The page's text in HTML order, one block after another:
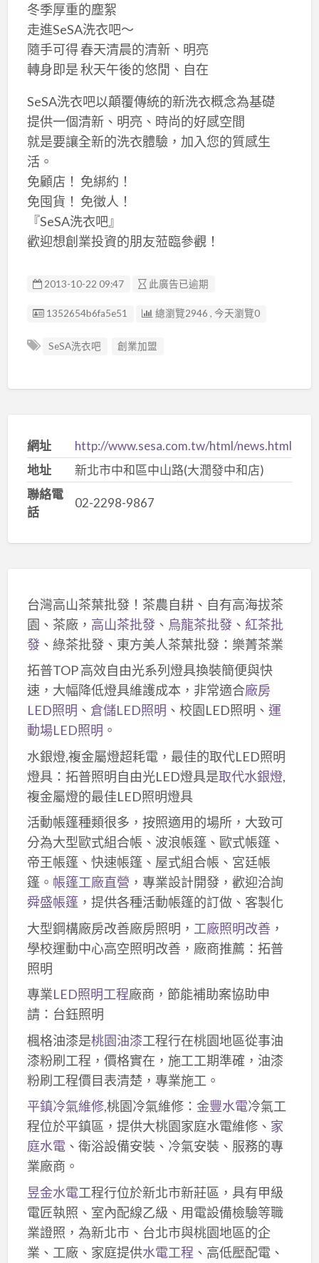
冬季厚重的塵絮
走進SeSA洗衣吧～
隨手可得 春天清晨的清新、明亮
轉身即是 秋天午後的悠閒、自在
SeSA洗衣吧以顛覆傳統的新洗衣概念為基礎
提供一個清新、明亮、時尚的好感空間
就是要讓全新的洗衣體驗，加入您的質感生
活。
免顧店！ 免綁約！
免囤貨！ 免徵人！
『SeSA洗衣吧』
歡迎想創業投資的朋友蒞臨參觀！
2013-10-22 09:47 此廣告已逾期
廣告编號
1352654b6fa5e51 總瀏覽2946 , 今天瀏覽0
SeSA洗衣吧 創業加盟
網址
http://www.sesa.com.tw/html/news.html
地址
新北市中和區中山路(大潤發中和店)
聯絡電
話
02-2298-9867
台灣高山茶葉批發！茶農自耕、自有高海拔茶
園、茶廠， 高山茶批發、 烏龍茶批發、 紅茶批
發、綠茶批發、東方美人茶葉批發：樂菁茶業
拓普TOP 高效自由光系列燈具換裝簡便與快
速，大幅降低燈具維護成本，非常適合廠房
LED照明 、 倉儲LED照明 、校園LED照明、 運
動場LED照明 。
水銀燈,複金屬燈超耗電，最佳的取代LED照明
燈具：拓普照明自由光LED燈具是取代水銀燈,
複金屬燈的最佳LED照明燈具
活動帳篷種類很多，按照適用的場所，大致可
分為大型歐式組合帳、波浪帳篷、歐式帳篷、
帝王帳篷、快速帳篷、屋式組合帳、宮廷帳
篷。 帳篷工廠直營 ，專業設計開發，歡迎洽詢
舜盛帳篷，提供各種活動帳篷的訂做、客製化
大型鋼構廠房改善廠房照明， 工廠照明改善，
學校運動中心高空照明改善，廠商推薦：拓普
照明
專業LED照明工程廠商，節能補助案協助申
請：台鈺照明
楓格油漆是桃園油漆工程行在桃園地區從事油
漆粉刷工程，價格實在，施工工期準確，油漆
粉刷工程價目表清楚，專業施工。
平鎮冷氣維修,桃園冷氣維修： 金豐水電冷氣工
程位於平鎮區，提供大桃園家庭水電維修、 家
庭水電、衛浴設備安裝、冷氣安裝、服務的專
業廠商。
昱金水電工程行位於新北市新莊區，具有甲級
電匠執照、室內配線乙級、用電設備檢驗等職
業證照，為新北市、台北市與桃園地區的企
業、工廠、家庭提供水電工程 、高低壓配電、